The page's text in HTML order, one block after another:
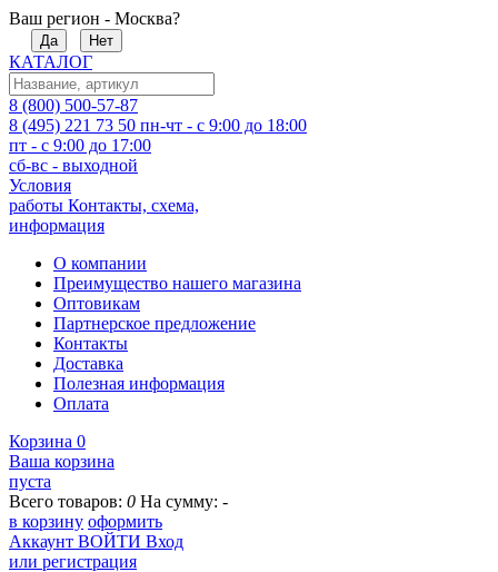
Ваш регион - Москва?
Да Нет
КАТАЛОГ
8 (800) 500-57-87
8 (495) 221 73 50 пн-чт - с 9:00 до 18:00
пт - с 9:00 до 17:00
сб-вс - выходной
Условия
работы Контакты, схема,
информация
О компании
Преимущество нашего магазина
Оптовикам
Партнерское предложение
Контакты
Доставка
Полезная информация
Оплата
Корзина 0
Ваша корзина
пуста
Всего товаров: 0 На сумму: -
в корзину оформить
Аккаунт ВОЙТИ Вход
или регистрация